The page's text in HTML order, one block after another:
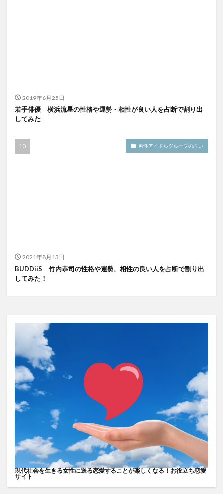
2019年6月25日
若手俳優 横浜流星の性格や運勢・相性が良い人を占断で割り出
してみた
男性アイドルグループの占い
2021年8月13日
BUDDiiS 竹内恭司の性格や運勢、相性の良い人を占断で割り出
してみた！
現代社会を生きる女性に送る恋愛することが楽しくなる！お役立ち恋愛
サイト